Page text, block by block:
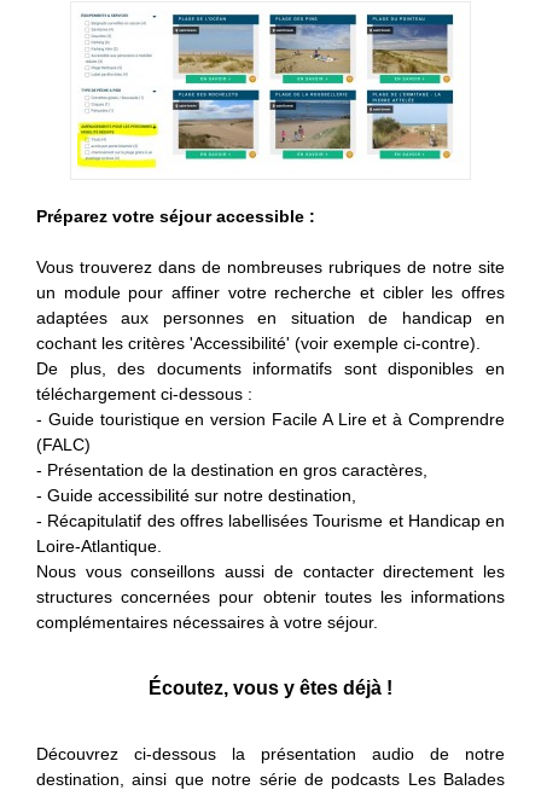
Préparez votre séjour accessible :
Vous trouverez dans de nombreuses rubriques de notre site
un module pour affiner votre recherche et cibler les offres
adaptées aux personnes en situation de handicap en
cochant les critères 'Accessibilité' (voir exemple ci-contre).
De plus, des documents informatifs sontdisponibles en
téléchargement ci-dessous :
- Guide touristique en version Facile A Lire et à Comprendre
(FALC)
- Présentation de la destination en gros caractères,
- Guide accessibilité sur notre destination,
- Récapitulatif des offres labellisées Tourisme et Handicap en
Loire-Atlantique.
Nous vous conseillons aussi de contacter directement les
structures concernées pour obtenir toutes les informations
complémentaires nécessaires à votre séjour.
Écoutez, vous y êtes déjà !
Découvrez ci-dessous la présentation audio de notre
destination, ainsi que notre série de podcasts Les Balades